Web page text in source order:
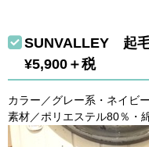
SUNVALLEY 起
¥5,900＋税
カラー／グレー系・ネイビ
素材／ポリエステル80％・